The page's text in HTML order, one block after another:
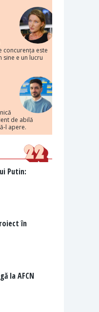
concurența este
sine e un lucru
de abilă
l apere.
Putin:
în
la AFCN